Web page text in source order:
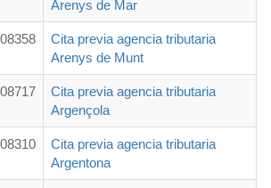
Arenys de Mar
08358
Cita previa agencia tributaria
Arenys de Munt
08717
Cita previa agencia tributaria
Argençola
08310
Cita previa agencia tributaria
Argentona